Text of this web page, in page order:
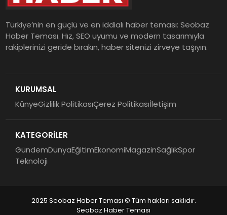
Türkiye’nin en güçlü ve en iddialı haber teması: Seobaz
Haber Teması. Hız, SEO uyumu ve modern tasarımıyla
rakiplerinizi geride bırakın, haber sitenizi zirveye taşıyın.
KURUMSAL
KünyeGizlilik PolitikasıÇerez Politikasıİletişim
KATEGORİLER
GündemDünyaEğitimEkonomiMagazinSağlıkSpor
Teknoloji
2025 Seobaz Haber Teması © Tüm hakları saklıdır.
Seobaz Haber Teması